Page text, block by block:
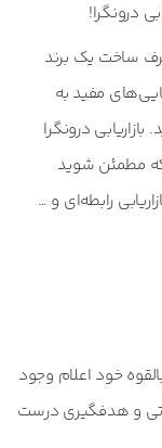
درونگرا!
ساخت یک برند
مفید به
درونگرا
مطمئن شوید
رابطه‌ای و …
خود اعلام وجود
و هدفگیری درست